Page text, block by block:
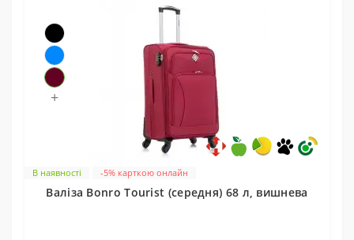
В наявності
+
-5% карткою онлайн
Валіза Bonro Tourist (середня) 68 л, вишнева